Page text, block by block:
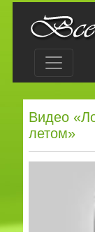
Видео
летом»